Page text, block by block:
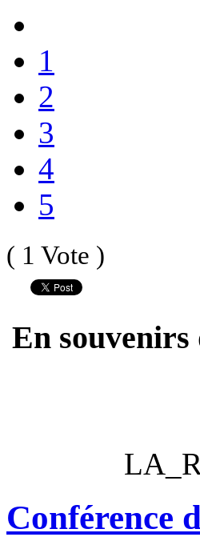
1
2
3
4
5
( 1 Vote )
En
Conférence